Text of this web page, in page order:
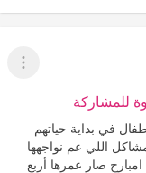
عرض
للمشاركة
في بداية حياتهم
اللي عم نواجهها
صار عمرها أربع